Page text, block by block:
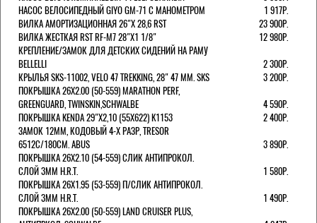
НАСОС ВЕЛОСИПЕДНЫЙ GIYO GM-71 С МАНОМЕТРОМ
1 917Р.
ВИЛКА АМОРТИЗАЦИОННАЯ 26"Х 28,6 RST
23 900Р.
ВИЛКА ЖЕСТКАЯ RST RF-M7 28"Х1 1/8"
12 980Р.
КРЕПЛЕНИЕ/ЗАМОК ДЛЯ ДЕТСКИХ СИДЕНИЙ НА РАМУ
BELLELLI
2 300Р.
КРЫЛЬЯ SKS-11002, VELO 47 TREKKING, 28" 47 ММ. SKS
3 200Р.
ПОКРЫШКА 26X2.00 (50-559) MARATHON PERF,
GREENGUARD, TWINSKIN,SCHWALBE
4 590Р.
ПОКРЫШКА KENDA 29"Х2,10 (55X622) K1153
2 400Р.
ЗАМОК 12ММ, КОДОВЫЙ 4-Х РАЗР, TRESOR
6512C/180СМ. ABUS
3 890Р.
ПОКРЫШКА 26X2.10 (54-559) СЛИК АНТИПРОКОЛ.
СЛОЙ 3ММ H.R.T.
1 580Р.
ПОКРЫШКА 26X1.95 (53-559) П/СЛИК АНТИПРОКОЛ.
СЛОЙ 3ММ H.R.T.
1 490Р.
ПОКРЫШКА 26X2.00 (50-559) LAND CRUISER PLUS,